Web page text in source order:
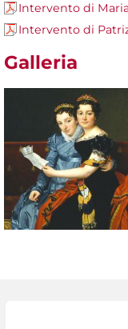
Intervento di
Intervento di
Galleria